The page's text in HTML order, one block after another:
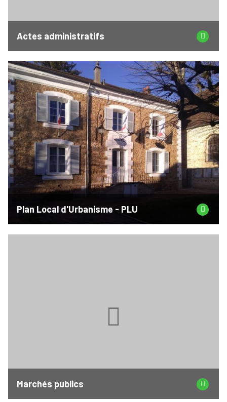
Actes administratifs
Plan Local d'Urbanisme - PLU
Marchés publics